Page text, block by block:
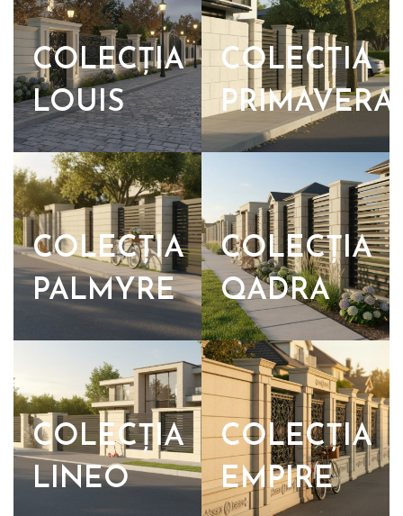
COLECȚIA
LOUIS
COLECȚIA
PRIMAVERA
COLECȚIA
PALMYRE
COLECȚIA
QADRA
COLECȚIA
LINEO
COLECȚIA
EMPIRE